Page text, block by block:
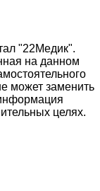
"22Медик".
на данном
может заменить
целях.